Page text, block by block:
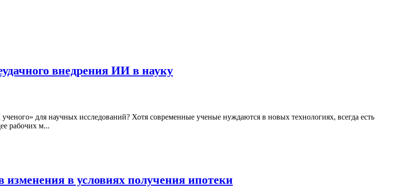
внедрения ИИ в науку
для научных исследований? Хотя современные ученые нуждаются в новых технологиях, всегда есть
рабочих м...
в условиях получения ипотеки